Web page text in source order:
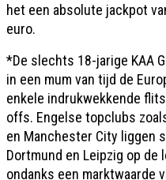
het een absolute jackpot
euro.
*De slechts 18-jarige KAA
in een mum van tijd de
enkele indrukwekkende
offs. Engelse topclubs
en Manchester City liggen
Dortmund en Leipzig op de
ondanks een marktwaarde